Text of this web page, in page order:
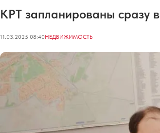
КРТ запланированы сразу
11.03.2025 08:40НЕДВИЖИМОСТЬ